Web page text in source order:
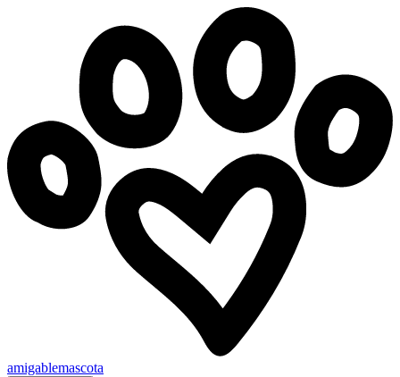
amigablemascota